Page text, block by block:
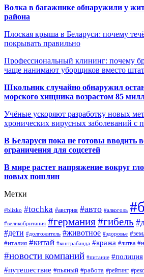
Волка в багажнике обнаружили у
района
Плоская крыша в Беларуси: почему
покрывать правильно
Профессиональный клининг: почему
чаще нанимают уборщиков вместо
Школьник случайно обнаружил
морского хищника возрастом 85
Учёные ускоряют разработку новых
хронических вирусных заболеваний с
В Беларуси пока не готовы вводить
ограничения для соцсетей
В мире растет напряжение вокруг
новых пошлин
Метки
#blizko #tochka #австрия #авто #алкоголь
#великобритания #германия#гибель
#дети #долгожитель #животное #здоровье
#италия #китай #контрабанда #кража #литва
#новости компаний #питание #полиция
#путешествие #пьяный #работа #рейтинг